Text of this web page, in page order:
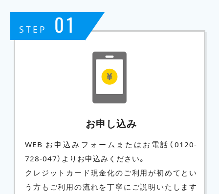
STEP 01
お申し込み
WEB お申込みフォームまたはお電話（0120-
728-047）よりお申込みください。
クレジットカード現金化のご利用が初めてとい
う方もご利用の流れを丁寧にご説明いたします